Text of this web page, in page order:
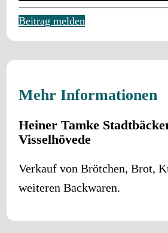
Beitrag melden
Mehr Informationen
Heiner Tamke
Visselhövede
Verkauf von Brötchen, Brot,
weiteren Backwaren.